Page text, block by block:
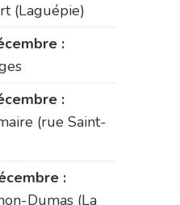
(Laguépie)
:
:
(rue Saint-
:
Dumas (La